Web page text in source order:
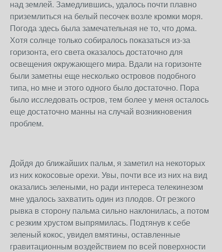
над землей. Замедлившись, удалось почти плавно
приземлиться на белый песочек возле кромки моря.
Погода здесь была замечательная не то, что дома.
Хотя солнце только собиралось показаться из-за
горизонта, его света оказалось достаточно для
освещения окружающего мира. Вдали на горизонте
были заметны еще несколько островов подобного
типа, но мне и этого одного было достаточно. Пора
было исследовать остров, тем более у меня осталось
еще достаточно манны на случай возникновения
проблем.
Дойдя до ближайших пальм, я заметил на некоторых
из них кокосовые орехи. Увы, почти все из них на вид
оказались зелеными, но ради интереса телекинезом
мне удалось захватить один из плодов. От резкого
рывка в сторону пальма сильно наклонилась, а потом
с резким хрустом выпрямилась. Подтянув к себе
зеленый кокос, увидел вмятины, оставленные
гравитационным воздействием по всей поверхности